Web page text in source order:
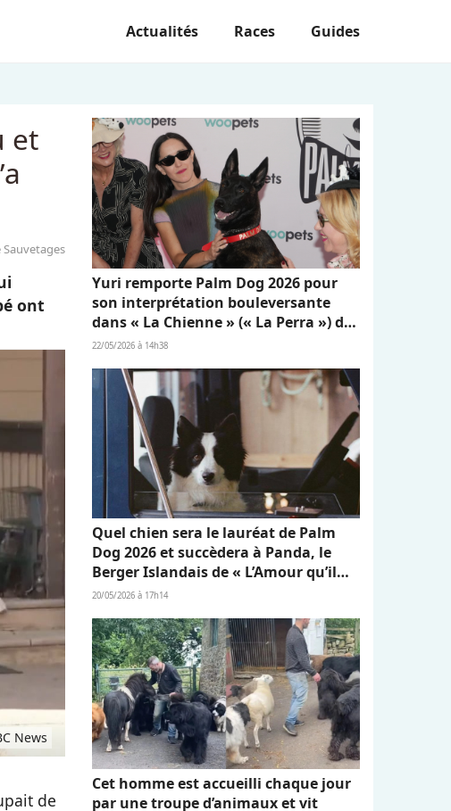
Actualités Races Guides
et
ont
News
de
Yuri remporte Palm Dog 2026 pour
son interprétation bouleversante
dans « La Chienne » (« La Perra ») de
Dominga Sotomayor
22/05/2026 à 14h38
Quel chien sera le lauréat de Palm
Dog 2026 et succèdera à Panda, le
Berger Islandais de « L’Amour qu’il
nous reste » ?
20/05/2026 à 17h14
Cet homme est accueilli chaque jour
par une troupe d’animaux et vit